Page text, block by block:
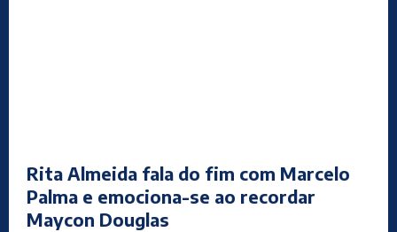
Rita Almeida fala do fim com Marcelo
Palma e emociona-se ao recordar
Maycon Douglas